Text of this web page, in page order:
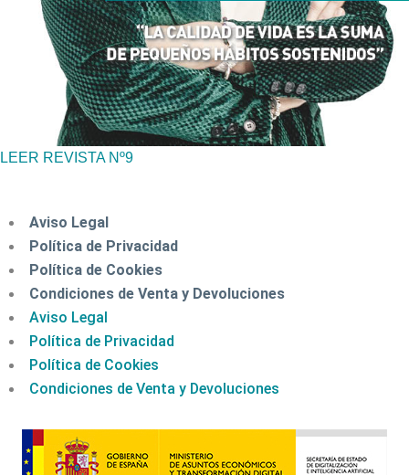
LEER REVISTA Nº9
Aviso Legal
Política de Privacidad
Política de Cookies
Condiciones de Venta y Devoluciones
Aviso Legal
Política de Privacidad
Política de Cookies
Condiciones de Venta y Devoluciones